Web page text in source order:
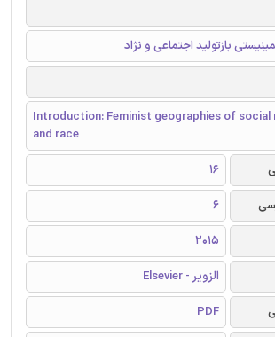
بازتولید اجتماعی و نژاد
Introduction: Feminist geographies of
and race
16
6
2015
الزویر - Elsevier
PDF